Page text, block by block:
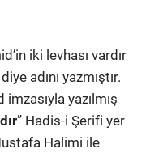
iki levhası vardır
adını yazmıştır.
yazılmış
” Hadis-i Şerifi yer
Halimi ile